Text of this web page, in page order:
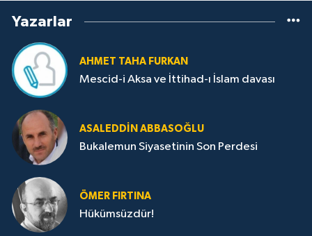
Yazarlar
AHMET TAHA FURKAN
Mescid-i Aksa ve İttihad-ı İslam davası
ASALEDDIN ABBASOĞLU
Bukalemun Siyasetinin Son Perdesi
ÖMER FIRTINA
Hükümsüzdür!